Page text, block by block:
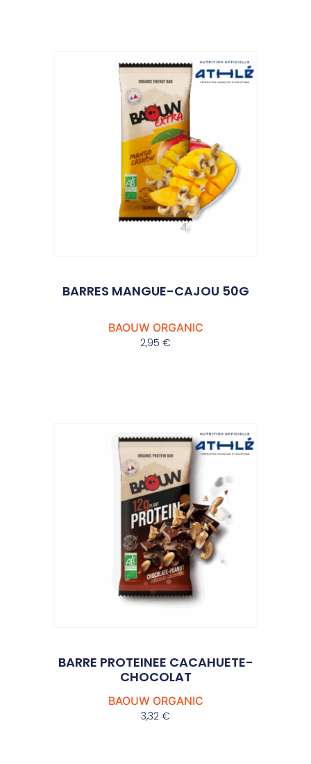
BARRES MANGUE-CAJOU 50G
BAOUW ORGANIC
2,95 €
BARRE PROTEINEE CACAHUETE-
CHOCOLAT
BAOUW ORGANIC
3,32 €